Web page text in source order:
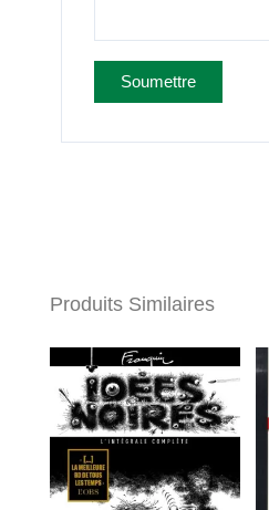
Produits Similaires